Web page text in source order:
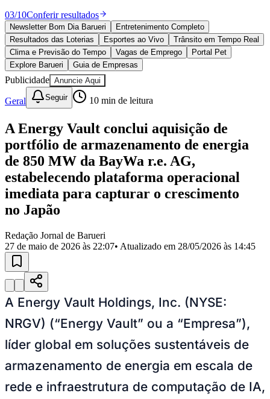
Esportes
Saúde
Segurança
Cultura
Meio Ambiente
Obras
Educação
Bairros de Barueri
Selecione sua regiãoPara notícias da sua região
AldeiaAldeia da SerraAldeia de Barueri Alphaville
JubranBelvalBethavilleBoa
VistaCalifórniaCarapicuíbaCentroChácaras MarcoCidades da
RegiãoCotiaCruz Preta Engenho Novo Fazenda
MilitarItapeviJandira Jardim AudirJardim BelvalJardim
CalifórniaJardim dos Altos
JulioJardim LíbanoJardim Maria Cristina
MutingaJardim Paraíso Jardim PaulistaJardim ReginaliceJardim São
LuísJardim São Pedro
Tupã
Camargos Parque Imperial
do Bom Jesus
ParnaíbaSilveira Tamboré Vale do SolVila BarrosVila Boa Vista
do CondeVila Engenho NovoVila MárciaVila Nossa Sra. da
EscadaVila PortoVotupoca
Para Sua Empresa
Anuncie no Portal
Guia de Empresas
Divulgar VagasNovo
Publicidade Legal
03/10Conferir resultados
Newsletter Bom Dia Barueri
Entretenimento Completo
Resultados das Loterias
Esportes ao Vivo
Trânsito em Tempo Real
Clima e Previsão do Tempo
Vagas de Emprego
Portal Pet
Explore Barueri
Guia de Empresas
Publicidade Anuncie Aqui
Geral Seguir 10 min de leitura
A Energy Vault conclui aquisição de
portfólio de armazenamento de energia
de 850 MW da BayWa r.e. AG,
estabelecendo plataforma operacional
imediata para capturar o crescimento
no Japão
Redação Jornal de Barueri
27 de maio de 2026 às 22:07• Atualizado em 28/05/2026 às 14:45
A Energy Vault Holdings, Inc. (NYSE:
NRGV) (“Energy Vault” ou a “Empresa”),
líder global em soluções sustentáveis ​​de
armazenamento de energia em escala de
rede e infraestrutura de computação de IA,